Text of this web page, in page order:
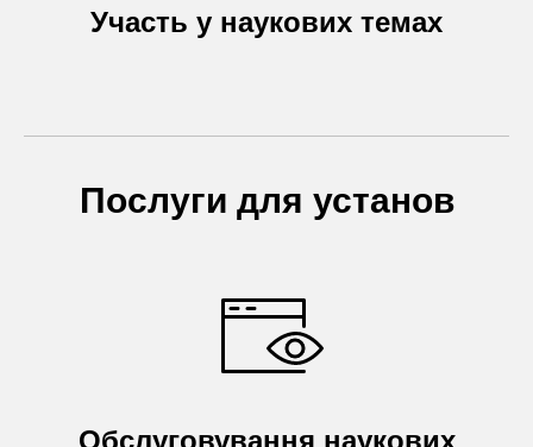
Участь у наукових темах
Послуги для установ
Обслуговування наукових